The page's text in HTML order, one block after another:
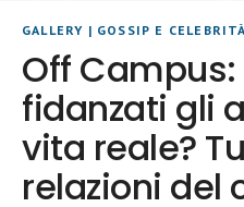
GALLERY | GOSSIP E CELEBRITÀ
Off
fidanzati gli
vita reale?
relazioni del